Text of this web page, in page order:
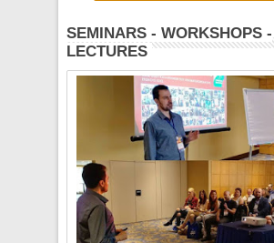
SEMINARS - WORKSHOPS -
LECTURES